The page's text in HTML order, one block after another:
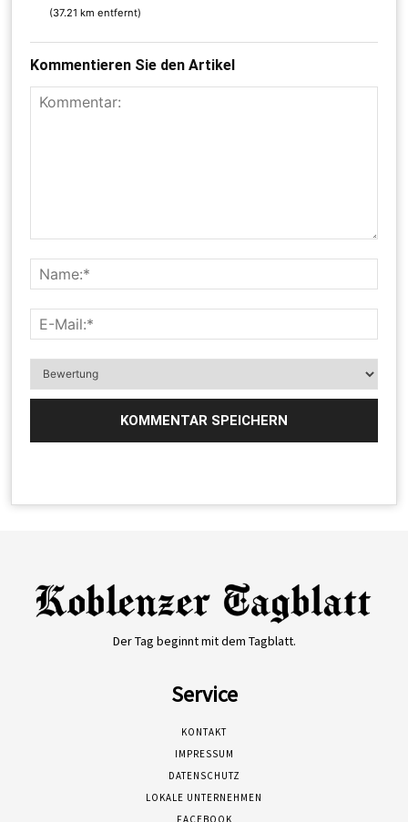
(37.21 km entfernt)
Kommentieren Sie den Artikel
Der Tag beginnt mit dem Tagblatt.
Service
KONTAKT
IMPRESSUM
DATENSCHUTZ
LOKALE UNTERNEHMEN
FACEBOOK